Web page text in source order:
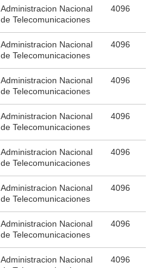
Administracion Nacional
de Telecomunicaciones
4096
Administracion Nacional
de Telecomunicaciones
4096
Administracion Nacional
de Telecomunicaciones
4096
Administracion Nacional
de Telecomunicaciones
4096
Administracion Nacional
de Telecomunicaciones
4096
Administracion Nacional
de Telecomunicaciones
4096
Administracion Nacional
de Telecomunicaciones
4096
Administracion Nacional
4096